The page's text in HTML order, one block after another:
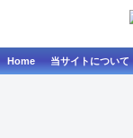
Home 当サイトについて